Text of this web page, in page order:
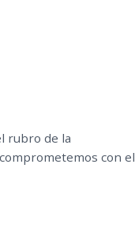
rubro de la
con el